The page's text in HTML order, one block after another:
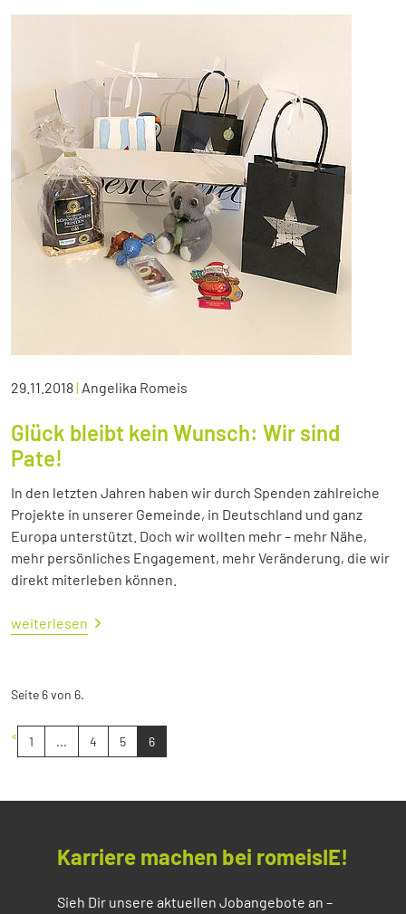
29.11.2018| Angelika Romeis
Glück bleibt kein Wunsch: Wir sind
Pate!
In den letzten Jahren haben wir durch Spenden zahlreiche
Projekte in unserer Gemeinde, in Deutschland und ganz
Europa unterstützt. Doch wir wollten mehr – mehr Nähe,
mehr persönliches Engagement, mehr Veränderung, die wir
direkt miterleben können.
weiterlesen
Seite 6 von 6.
« 1 ... 4 5 6
Karriere machen bei romeisIE!
Sieh Dir unsere aktuellen Jobangebote an –